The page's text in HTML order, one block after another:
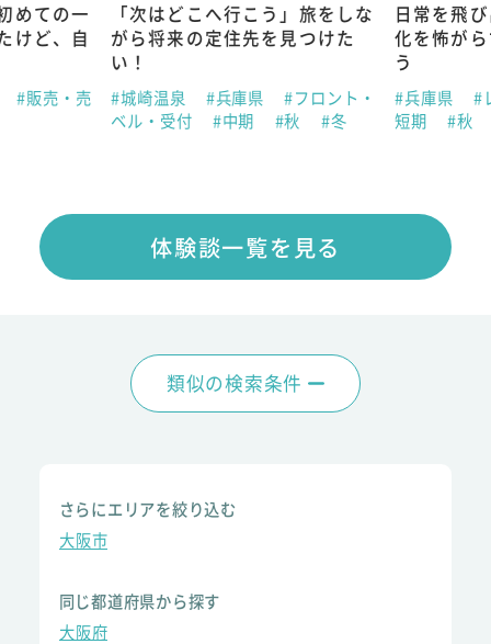
めての一
けど、自
#販売・売
「次はどこへ行こう」旅をしな
がら将来の定住先を見つけた
い！
#城崎温泉 #兵庫県
#フロント・
ベル・受付
#中期 #秋 #冬
日常を飛
化を怖が
う
#兵庫県
#
短期
#秋
体験談一覧を見る
類似の検索条件
さらにエリアを絞り込む
大阪市
同じ都道府県から探す
大阪府